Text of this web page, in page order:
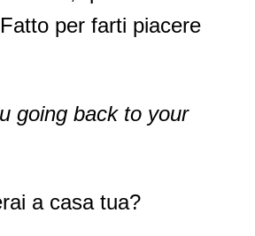
per farti piacere
going back to your
a casa tua?